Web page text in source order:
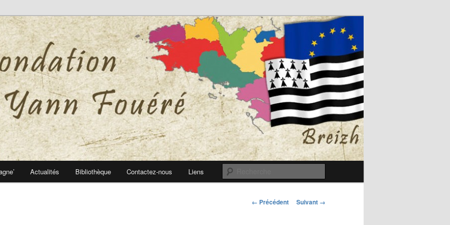
Fouéré
Fouéré
Actualités Bibliothèque Contactez-nous Liens
Navigation
← Précédent Suivant →